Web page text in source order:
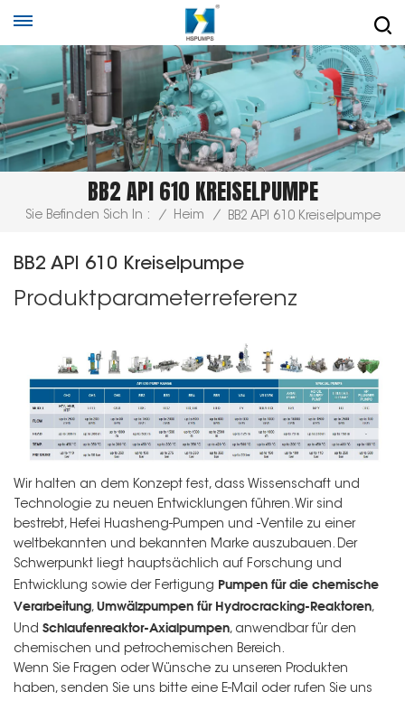
BB2 API 610 KREISELPUMPE
Sie Befinden Sich In : / Heim / BB2 API 610 Kreiselpumpe
BB2 API 610 Kreiselpumpe
Produktparameterreferenz
Wir halten an dem Konzept fest, dass Wissenschaft und
Technologie zu neuen Entwicklungen führen. Wir sind
bestrebt, Hefei Huasheng-Pumpen und -Ventile zu einer
weltbekannten und bekannten Marke auszubauen. Der
Schwerpunkt liegt hauptsächlich auf Forschung und
Entwicklung sowie der Fertigung Pumpen für die chemische
Verarbeitung, Umwälzpumpen für Hydrocracking-Reaktoren,
Und Schlaufenreaktor-Axialpumpen, anwendbar für den
chemischen und petrochemischen Bereich.
Wenn Sie Fragen oder Wünsche zu unseren Produkten
haben, senden Sie uns bitte eine E-Mail oder rufen Sie uns